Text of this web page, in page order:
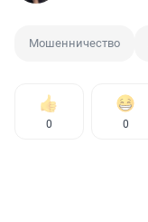
Мошенничество
0 0